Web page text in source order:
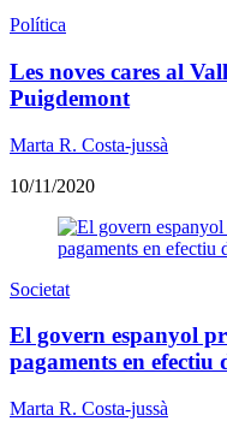
Política
Les noves cares al
Puigdemont
Marta R. Costa-jussà
10/11/2020
Societat
El govern espanyol
pagaments en efectiu
Marta R. Costa-jussà